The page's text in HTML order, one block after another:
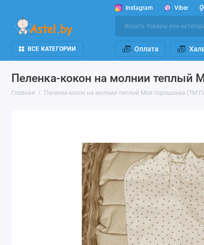
Instagram Viber
ВСЕ КАТЕГОРИИ Оплата
Пеленка-кокон на молнии теплый
Главная Пеленка-кокон на молнии теплый Моя горошинка (ТМ